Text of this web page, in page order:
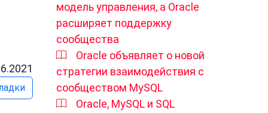
модель управления, а Oracle
расширяет поддержку
сообщества
Oracle объявляет о новой
стратегии взаимодействия с
сообществом MySQL
Oracle, MySQL и SQL